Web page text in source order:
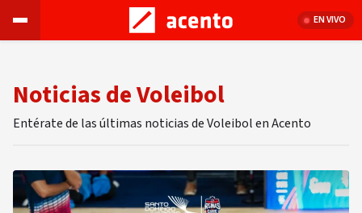
EN VIVO
Noticias de Voleibol
Entérate de las últimas noticias de Voleibol en Acento